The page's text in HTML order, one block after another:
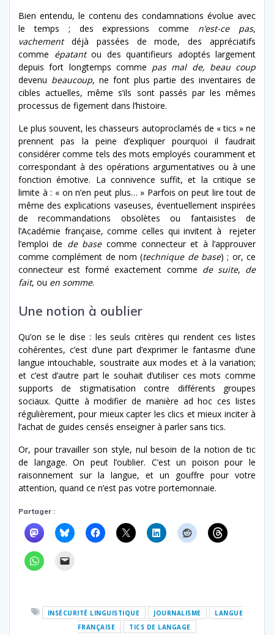
Bien entendu, le contenu des condamnations évolue avec
le temps ; des expressions comme n’est-ce pas,
vachementdéjà passées de mode, des appréciatifs
comme épatant ou des quantifieurs adoptés largement
depuis fort longtemps comme pas mal de, beau coup
devenu beaucoup, ne font plus partie des inventaires de
cibles actuelles, même s’ils sont passés par les mêmes
processus de figement dans l’histoire.
Le plus souvent, les chasseurs autoproclamés de « tics » ne
prennent pas la peine d’expliquer pourquoi il faudrait
considérer comme tels des mots employés couramment et
correspondant à des opérations argumentatives ou à une
fonction émotive. La connivence suffit, et la critique se
limite à : « on n’en peut plus… » Parfois on peut lire tout de
même des explications vaseuses, éventuellement inspirées
de recommandations obsolètes ou fantaisistes de
l’Académie française, comme celles qui invitent à rejeter
l’emploi de de basecomme connecteur et à l’approuver
comme complément de nom (technique de base) ; or, ce
connecteur est formé exactement comme de suite, de
fait, ou en somme.
Une notion à oublier
Qu’on se le dise : les seuls critères qui rendent ces listes
cohérentes, c’est d’une part d’exprimer le fantasme d’une
langue intouchable, soustraite aux modes et à la variation;
et c’est d’autre part le souhait d’utiliser ces mots comme
supports de stigmatisation contre différents groupes
sociaux. Quitte à modifier de manière ad hoc ces listes
régulièrement, pour mieux capter les clics et mieux inciter à
l’achat de guides censés enseigner à parler sans tics.
Or, pour travailler son style, nul besoin de la notion de tic
de langage. On peut l’oublier. C’est un poison pour le
raisonnement sur la langue, et un gouffre pour votre
attention, quand ce n’est pas votre portemonnaie.
Partager :
INSÉCURITÉ LINGUISTIQUE JOURNALISME
LANGUE
FRANÇAISE
TICS DE LANGAGE